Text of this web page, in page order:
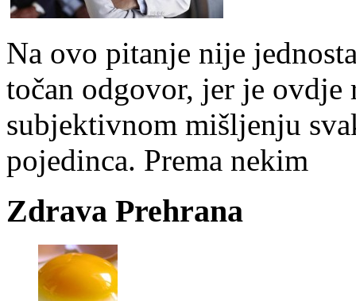
Na ovo pitanje nije
točan odgovor, jer je ovdje
subjektivnom mišljenju
pojedinca. Prema nekim
Zdrava Prehrana